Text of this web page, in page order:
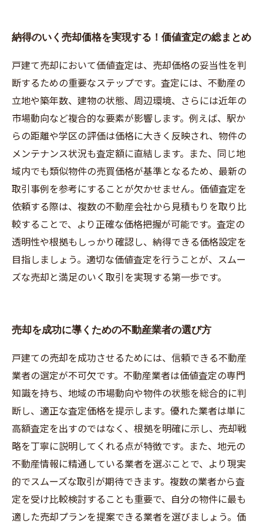
納得のいく売却価格を実現する！価値査定の総まとめ
戸建て売却において価値査定は、売却価格の妥当性を判
断するための重要なステップです。査定には、不動産の
立地や築年数、建物の状態、周辺環境、さらには近年の
市場動向など複合的な要素が影響します。例えば、駅か
らの距離や学区の評価は価格に大きく反映され、物件の
メンテナンス状況も査定額に直結します。また、同じ地
域内でも類似物件の売買価格が基準となるため、最新の
取引事例を参考にすることが欠かせません。価値査定を
依頼する際は、複数の不動産会社から見積もりを取り比
較することで、より正確な価格把握が可能です。査定の
透明性や根拠もしっかり確認し、納得できる価格設定を
目指しましょう。適切な価値査定を行うことが、スムー
ズな売却と満足のいく取引を実現する第一歩です。
売却を成功に導くための不動産業者の選び方
戸建ての売却を成功させるためには、信頼できる不動産
業者の選定が不可欠です。不動産業者は価値査定の専門
知識を持ち、地域の市場動向や物件の状態を総合的に判
断し、適正な査定価格を提示します。優れた業者は単に
高額査定を出すのではなく、根拠を明確に示し、売却戦
略を丁寧に説明してくれる点が特徴です。また、地元の
不動産情報に精通している業者を選ぶことで、より現実
的でスムーズな取引が期待できます。複数の業者から査
定を受け比較検討することも重要で、自分の物件に最も
適した売却プランを提案できる業者を選びましょう。価